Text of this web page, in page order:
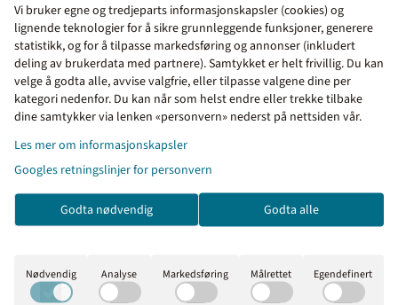
Produktfakta
Montering
Kunder kjøpte også
Priser inkl. eller ekskl.
mva
I denne butikken kan du
velge om du vil se prisene
med eller uten moms.
Vi bruker egne og tredjeparts informasjonskapsler (cookies) og
lignende teknologier for å sikre grunnleggende funksjoner, generere
statistikk, og for å tilpasse markedsføring og annonser (inkludert
deling av brukerdata med partnere). Samtykket er helt frivillig. Du kan
velge å godta alle, avvise valgfrie, eller tilpasse valgene dine per
kategori nedenfor. Du kan når som helst endre eller trekke tilbake
dine samtykker via lenken «personvern» nederst på nettsiden vår.
Les mer om informasjonskapsler
Googles retningslinjer for personvern
Godta nødvendig Godta alle
Nødvendig Analyse Markedsføring Målrettet Egendefinert